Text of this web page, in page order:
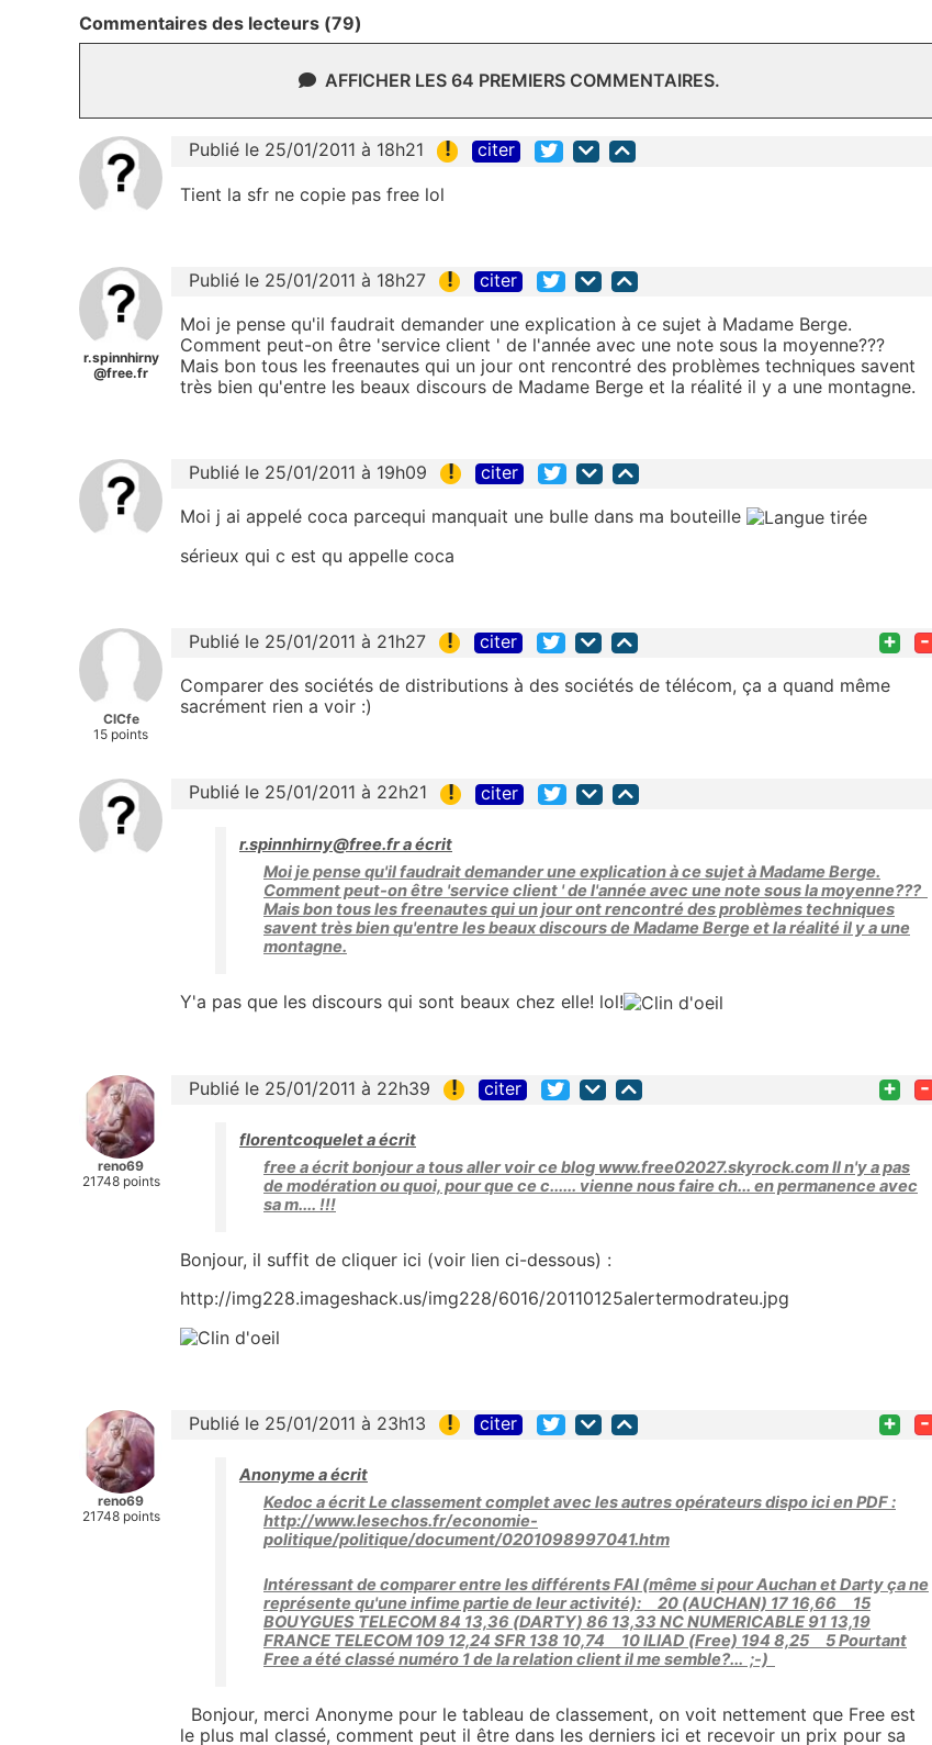
Commentaires des lecteurs (79)
AFFICHER LES 64 PREMIERS COMMENTAIRES.
Publié le 25/01/2011 à 18h21 ! citer
Tient la sfr ne copie pas free lol
r.spinnhirny
@free.fr
Publié le 25/01/2011 à 18h27 ! citer
Moi je pense qu'il faudrait demander une explication à ce sujet à Madame Berge.
Comment peut-on être 'service client ' de l'année avec une note sous la moyenne???
Mais bon tous les freenautes qui un jour ont rencontré des problèmes techniques savent
très bien qu'entre les beaux discours de Madame Berge et la réalité il y a une montagne.
Publié le 25/01/2011 à 19h09 ! citer
Moi j ai appelé coca parcequi manquait une bulle dans ma bouteille
sérieux qui c est qu appelle coca
ClCfe
15 points
Publié le 25/01/2011 à 21h27 ! citer + -
Comparer des sociétés de distributions à des sociétés de télécom, ça a quand même
sacrément rien a voir :)
Publié le 25/01/2011 à 22h21 ! citer
r.spinnhirny@free.fr a écrit
Moi je pense qu'il faudrait demander une explication à ce sujet à Madame Berge.
Comment peut-on être 'service client ' de l'année avec une note sous la moyenne???
Mais bon tous les freenautes qui un jour ont rencontré des problèmes techniques
savent très bien qu'entre les beaux discours de Madame Berge et la réalité il y a une
montagne.
Y'a pas que les discours qui sont beaux chez elle! lol!
reno69
21748 points
Publié le 25/01/2011 à 22h39 ! citer + -
florentcoquelet a écrit
free a écrit bonjour a tous aller voir ce blog www.free02027.skyrock.com Il n'y a pas
de modération ou quoi, pour que ce c...... vienne nous faire ch... en permanence avec
sa m.... !!!
Bonjour, il suffit de cliquer ici (voir lien ci-dessous) :
http://img228.imageshack.us/img228/6016/20110125alertermodrateu.jpg
reno69
21748 points
Publié le 25/01/2011 à 23h13 ! citer + -
Anonyme a écrit
Kedoc a écrit Le classement complet avec les autres opérateurs dispo ici en PDF :
http://www.lesechos.fr/economie-
politique/politique/document/0201098997041.htm
Intéressant de comparer entre les différents FAI (même si pour Auchan et Darty ça ne
représente qu'une infime partie de leur activité): 20 (AUCHAN) 17 16,66 15
BOUYGUES TELECOM 84 13,36 (DARTY) 86 13,33 NC NUMERICABLE 91 13,19
FRANCE TELECOM 109 12,24 SFR 138 10,74 10 ILIAD (Free) 194 8,25 5 Pourtant
Free a été classé numéro 1 de la relation client il me semble?... ;-)
Bonjour, merci Anonyme pour le tableau de classement, on voit nettement que Free est
le plus mal classé, comment peut il être dans les derniers ici et recevoir un prix pour sa